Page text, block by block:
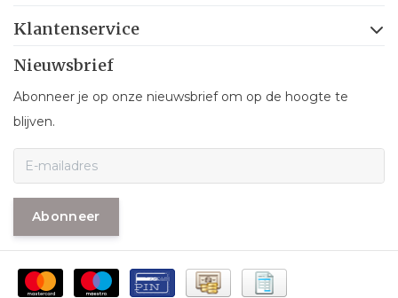
Klantenservice
Nieuwsbrief
Abonneer je op onze nieuwsbrief om op de hoogte te
blijven.
Abonneer